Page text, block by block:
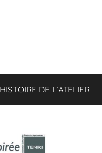
HISTOIRE DE L’ATELIER